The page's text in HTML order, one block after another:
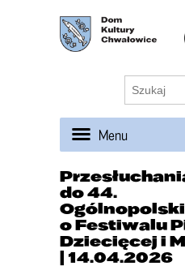
Menu
do 44.
o Festiwalu
Dziecięcej i
| 14.04.2026